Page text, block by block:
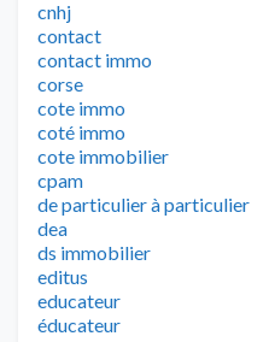
cnhj
contact
contact immo
corse
cote immo
coté immo
cote immobilier
cpam
de particulier à particulier
dea
ds immobilier
editus
educateur
éducateur